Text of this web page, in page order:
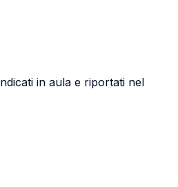
in aula e riportati nel